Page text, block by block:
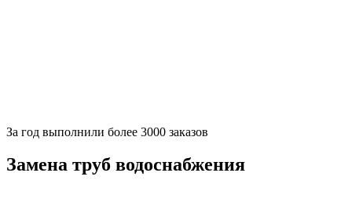
За год выполнили более 3000 заказов
Замена труб водоснабжения